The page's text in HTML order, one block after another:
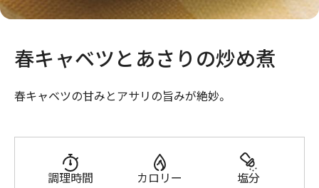
春キャベツとあさりの炒め煮
春キャベツの甘みとアサリの旨みが絶妙。
調理時間 カロリー 塩分